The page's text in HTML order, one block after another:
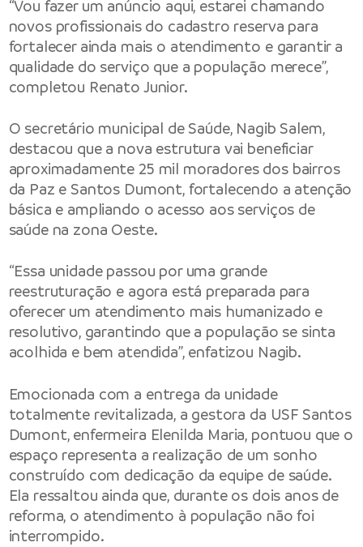
“Vou fazer um anúncio aqui, estarei chamando
novos profissionais do cadastro reserva para
fortalecer ainda mais o atendimento e garantir a
qualidade do serviço que a população merece”,
completou Renato Junior.
O secretário municipal de Saúde, Nagib Salem,
destacou que a nova estrutura vai beneficiar
aproximadamente 25 mil moradores dos bairros
da Paz e Santos Dumont, fortalecendo a atenção
básica e ampliando o acesso aos serviços de
saúde na zona Oeste.
“Essa unidade passou por uma grande
reestruturação e agora está preparada para
oferecer um atendimento mais humanizado e
resolutivo, garantindo que a população se sinta
acolhida e bem atendida”, enfatizou Nagib.
Emocionada com a entrega da unidade
totalmente revitalizada, a gestora da USF Santos
Dumont, enfermeira Elenilda Maria, pontuou que o
espaço representa a realização de um sonho
construído com dedicação da equipe de saúde.
Ela ressaltou ainda que, durante os dois anos de
reforma, o atendimento à população não foi
interrompido.